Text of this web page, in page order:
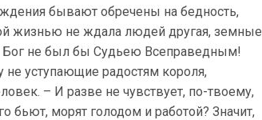
бывают обречены на бедность,
жизнью не ждала людей другая, земные
не был бы Судьею Всеправедным!
не уступающие радостям короля,
– И разве не чувствует, по-твоему,
бьют, морят голодом и работой? Значит,